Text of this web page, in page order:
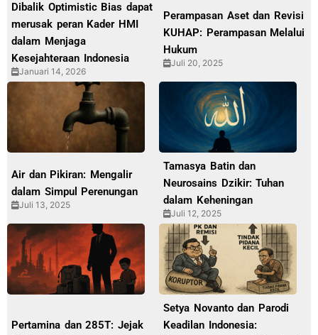
Dibalik Optimistic Bias dapat
merusak peran Kader HMI
dalam Menjaga
Kesejahteraan Indonesia
Januari 14, 2026
Perampasan Aset dan Revisi
KUHAP: Perampasan Melalui
Hukum
Juli 20, 2025
Air dan Pikiran: Mengalir
dalam Simpul Perenungan
Juli 13, 2025
Tamasya Batin dan
Neurosains Dzikir: Tuhan
dalam Keheningan
Juli 12, 2025
Pertamina dan 285T: Jejak
Setya Novanto dan Parodi
Keadilan Indonesia: